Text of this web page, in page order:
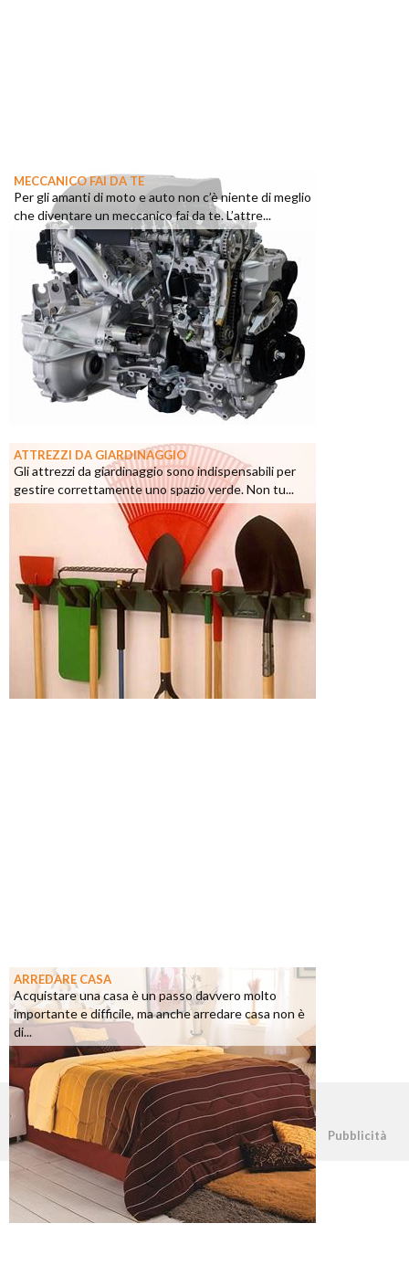
MECCANICO FAI DA TE
Per gli amanti di moto e auto non c’è niente di meglio
che diventare un meccanico fai da te. L’attre...
ATTREZZI DA GIARDINAGGIO
Gli attrezzi da giardinaggio sono indispensabili per
gestire correttamente uno spazio verde. Non tu...
ARREDARE CASA
Acquistare una casa è un passo davvero molto
importante e difficile, ma anche arredare casa non è
di...
©2026 - casapratica.net - p.iva 03338800984 Pubblicità